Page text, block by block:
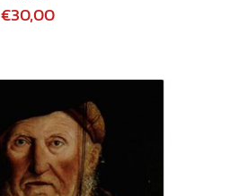
€30,00